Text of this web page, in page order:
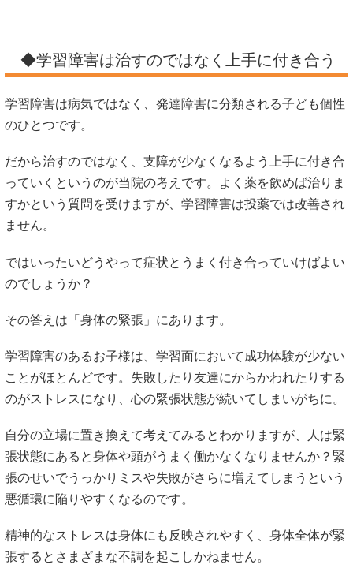
◆学習障害は治すのではなく上手に付き合う
学習障害は病気ではなく、発達障害に分類される子ども個性
のひとつです。
だから治すのではなく、支障が少なくなるよう上手に付き合
っていくというのが当院の考えです。よく薬を飲めば治りま
すかという質問を受けますが、学習障害は投薬では改善され
ません。
ではいったいどうやって症状とうまく付き合っていけばよい
のでしょうか？
その答えは「身体の緊張」にあります。
学習障害のあるお子様は、学習面において成功体験が少ない
ことがほとんどです。失敗したり友達にからかわれたりする
のがストレスになり、心の緊張状態が続いてしまいがちに。
自分の立場に置き換えて考えてみるとわかりますが、人は緊
張状態にあると身体や頭がうまく働かなくなりませんか？緊
張のせいでうっかりミスや失敗がさらに増えてしまうという
悪循環に陥りやすくなるのです。
精神的なストレスは身体にも反映されやすく、身体全体が緊
張するとさまざまな不調を起こしかねません。